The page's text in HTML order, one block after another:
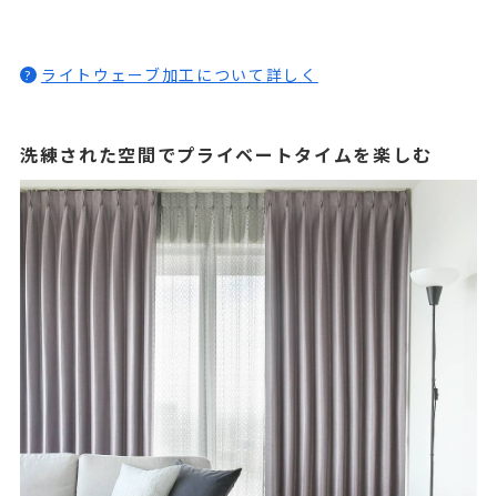
? ライトウェーブ加工について詳しく
洗練された空間でプライベートタイムを楽しむ